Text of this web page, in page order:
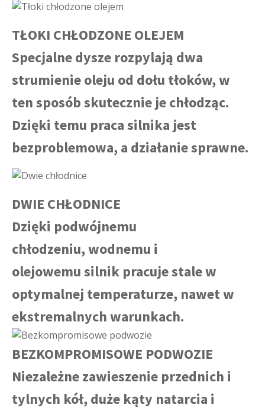
TŁOKI CHŁODZONE OLEJEM
Specjalne dysze rozpylają dwa
strumienie oleju od dołu tłoków, w
ten sposób skutecznie je chłodząc.
Dzięki temu praca silnika jest
bezproblemowa, a działanie sprawne.
DWIE CHŁODNICE
Dzięki podwójnemu
chłodzeniu, wodnemu i
olejowemu silnik pracuje stale w
optymalnej temperaturze, nawet w
ekstremalnych warunkach.
BEZKOMPROMISOWE PODWOZIE
Niezależne zawieszenie przednich i
tylnych kół, duże kąty natarcia i